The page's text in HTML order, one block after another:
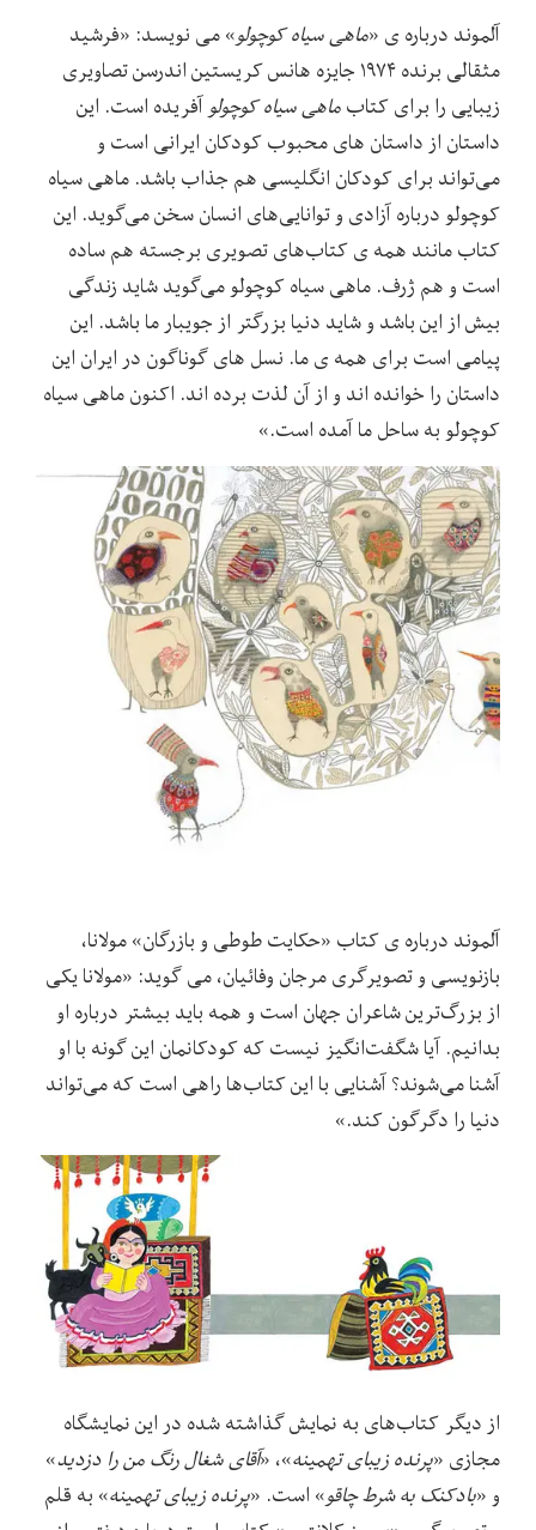
آلموند درباره ی «ماهی سیاه کوچولو» می نویسد: «فرشید
مثقالی برنده ۱۹۷۴ جایزه هانس کریستین اندرسن تصاویری
زیبایی را برای کتابماهی سیاه کوچولوآفریده است. این
داستان از داستان های محبوب کودکان ایرانی است و
می‌تواند برای کودکان انگلیسی هم جذاب باشد. ماهی سیاه
کوچولو درباره آزادی و توانایی‌های انسان سخن می‌گوید. این
کتاب مانند همه ی کتاب‌های تصویری برجسته هم ساده
است و هم ژرف. ماهی سیاه کوچولو می‌گوید شاید زندگی
بیش از این باشد و شاید دنیا بزرگتر از جویبار ما باشد. این
پیامی است برای همه ی ما. نسل های گوناگون در ایران این
داستان را خوانده اند و از آن لذت برده اند. اکنون ماهی سیاه
کوچولو به ساحل ما آمده است.»
آلموند درباره ی کتاب «حکایت طوطی و بازرگان» مولانا،
بازنویسی و تصویرگری مرجان وفائیان، می گوید: «مولانا یکی
از بزرگ‌ترین شاعران جهان است و همه باید بیشتر درباره او
بدانیم. آیا شگفت‌انگیز نیست که کودکانمان این گونه با او
آشنا می‌شوند؟ آشنایی با این کتاب‌ها راهی است که می‌تواند
دنیا را دگرگون کند.»
از دیگر کتاب‌های به نمایش گذاشته شده در این نمایشگاه
مجازی «پرنده زیبای تهمینه»، «آقای شغال رنگ من را دزدید»
و «بادکنک به شرط چاقو» است. «پرنده زیبای تهمینه» به قلم